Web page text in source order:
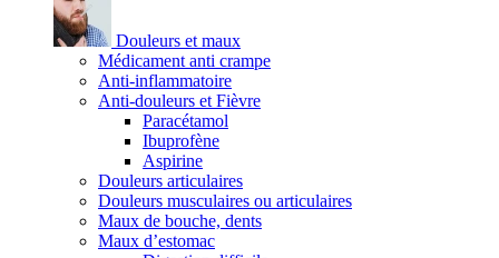
Douleurs et maux
Médicament anti crampe
Anti-inflammatoire
Anti-douleurs et Fièvre
Paracétamol
Ibuprofène
Aspirine
Douleurs articulaires
Douleurs musculaires ou articulaires
Maux de bouche, dents
Maux d’estomac